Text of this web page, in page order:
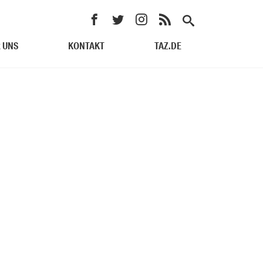
UNS KONTAKT TAZ.DE